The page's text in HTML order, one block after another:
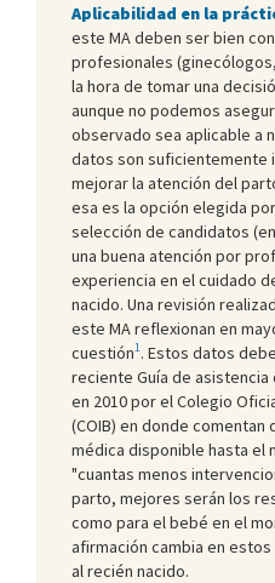
Aplicabilidad en la
este MA deben ser bien
profesionales
la hora de tomar una
aunque no podemos
observado sea aplicable a
datos son suficientemente
mejorar la atención del
esa es la opción elegida
selección de candidatos
una buena atención por
experiencia en el cuidado
nacido. Una revisión
este MA reflexionan en
cuestión1. Estos datos
reciente Guía de asistencia
en 2010 por el Colegio
(COIB) en donde
médica disponible hasta el
"cuantas menos
parto, mejores serán los
como para el bebé en el
afirmación cambia en
al recién nacido.